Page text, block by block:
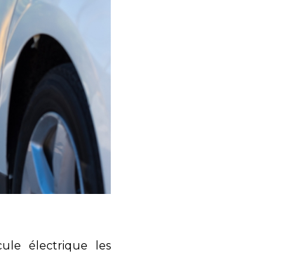
électrique les